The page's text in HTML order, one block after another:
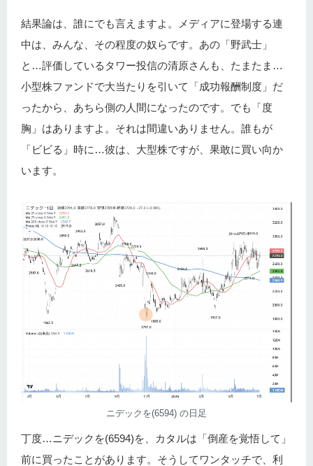
結果論は、誰にでも言えますよ。メディアに登場する連
中は、みんな、その程度の奴らです。あの「野武士」
と…評価しているタワー投信の清原さんも、たまたま…
小型株ファンドで大当たりを引いて「成功報酬制度」だ
ったから、あちら側の人間になったのです。でも「度
胸」はありますよ。それは間違いありません。誰もが
「ビビる」時に…彼は、大型株ですが、果敢に買い向か
います。
ニデックを(6594) の日足
丁度…ニデックを(6594)を、カタルは「倒産を覚悟して」
前に買ったことがあります。そうしてワンタッチで、利